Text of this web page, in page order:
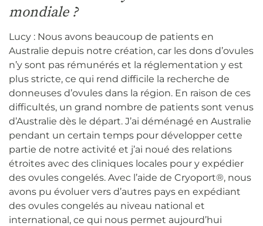
mondiale ?
Lucy : Nous avons beaucoup de patients en
Australie depuis notre création, car les dons d’ovules
n’y sont pas rémunérés et la réglementation y est
plus stricte, ce qui rend difficile la recherche de
donneuses d’ovules dans la région. En raison de ces
difficultés, un grand nombre de patients sont venus
d’Australie dès le départ. J’ai déménagé en Australie
pendant un certain temps pour développer cette
partie de notre activité et j’ai noué des relations
étroites avec des cliniques locales pour y expédier
des ovules congelés. Avec l’aide de Cryoport®, nous
avons pu évoluer vers d’autres pays en expédiant
des ovules congelés au niveau national et
international, ce qui nous permet aujourd’hui